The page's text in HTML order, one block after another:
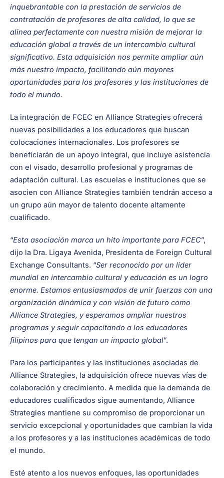
inquebrantable con la prestación de servicios de
contratación de profesores de alta calidad, lo que se
alinea perfectamente con nuestra misión de mejorar la
educación global a través de un intercambio cultural
significativo. Esta adquisición nos permite ampliar aún
más nuestro impacto, facilitando aún mayores
oportunidades para los profesores y las instituciones de
todo el mundo.
La integración de FCEC en Alliance Strategies ofrecerá
nuevas posibilidades a los educadores que buscan
colocaciones internacionales. Los profesores se
beneficiarán de un apoyo integral, que incluye asistencia
con el visado, desarrollo profesional y programas de
adaptación cultural. Las escuelas e instituciones que se
asocien con Alliance Strategies también tendrán acceso a
un grupo aún mayor de talento docente altamente
cualificado.
“Esta asociación marca un hito importante para FCEC”,
dijo la Dra. Ligaya Avenida, Presidenta de Foreign Cultural
Exchange Consultants. “Ser reconocido por un líder
mundial en intercambio cultural y educación es un logro
enorme. Estamos entusiasmados de unir fuerzas con una
organización dinámica y con visión de futuro como
Alliance Strategies, y esperamos ampliar nuestros
programas y seguir capacitando a los educadores
filipinos para que tengan un impacto global”.
Para los participantes y las instituciones asociadas de
Alliance Strategies, la adquisición ofrece nuevas vías de
colaboración y crecimiento. A medida que la demanda de
educadores cualificados sigue aumentando, Alliance
Strategies mantiene su compromiso de proporcionar un
servicio excepcional y oportunidades que cambian la vida
a los profesores y a las instituciones académicas de todo
el mundo.
Esté atento a los nuevos enfoques, las oportunidades